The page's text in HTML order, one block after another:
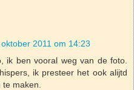
2011 om 14:23
ik ben vooral weg van de foto.
ik presteer het ook alijtd
maken.